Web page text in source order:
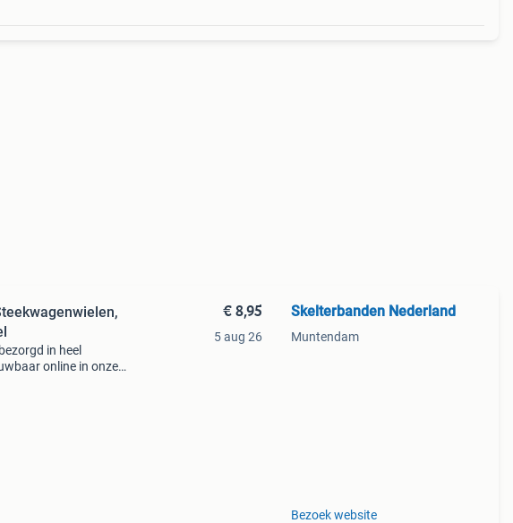
in heel
online in onze
€ 8,95
5 aug 26
Skelterbanden Nederland
Muntendam
Bezoek website